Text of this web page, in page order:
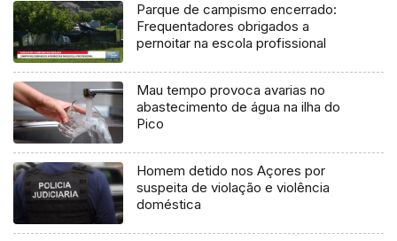
Parque de campismo encerrado:
Frequentadores obrigados a
pernoitar na escola profissional
Mau tempo provoca avarias no
abastecimento de água na ilha do
Pico
Homem detido nos Açores por
suspeita de violação e violência
doméstica